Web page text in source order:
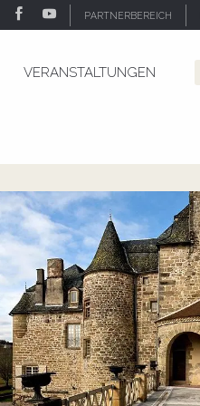
PARTNERBEREICH
VERANSTALTUNGEN